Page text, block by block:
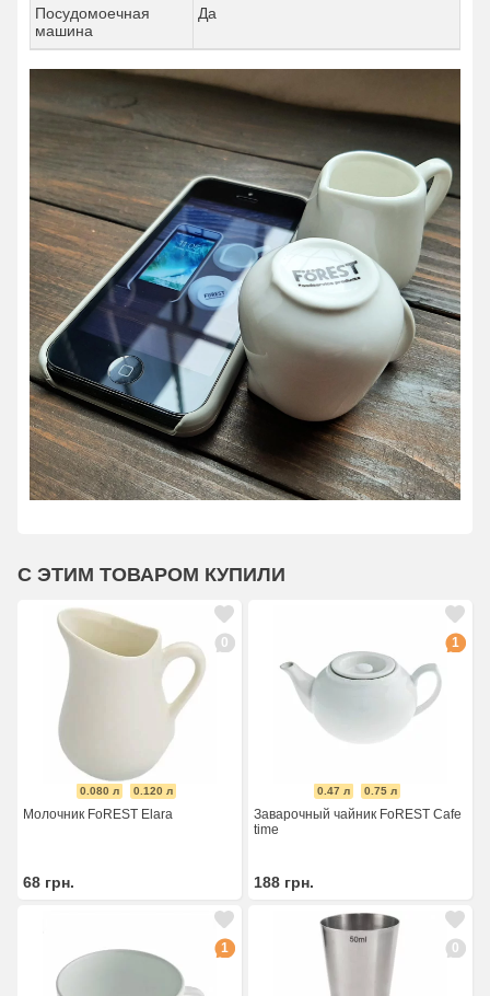
Посудомоечная
машина
Да
С ЭТИМ ТОВАРОМ КУПИЛИ
0
0.080 л 0.120 л
Молочник FoREST Elara
68 грн.
1
0.47 л 0.75 л
Заварочный чайник FoREST Cafe
time
188 грн.
1 0